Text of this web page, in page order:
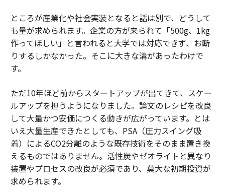
ところが産業化や社会実装となると話は別で、どうして
も量が求められます。企業の方が来られて「500g、1kg
作ってほしい」と言われると大学では対応できず、お断
りするしかなかった。そこに大きな溝があったわけで
す。
ただ10年ほど前からスタートアップが出てきて、スケー
ルアップを担うようになりました。論文のレシピを改良
して大量かつ安価につくる動きが広がっています。とは
いえ大量生産できたとしても、PSA（圧力スイング吸
着）によるCO2分離のような既存技術をそのまま置き換
えるものではありません。活性炭やゼオライトと異なり
装置やプロセスの改良が必須であり、莫大な初期投資が
求められます。